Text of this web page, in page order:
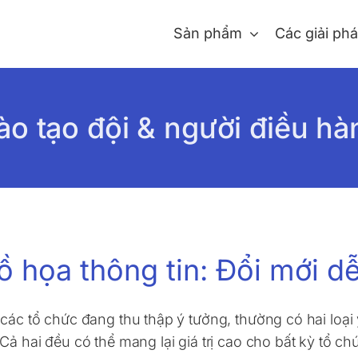
Sản phẩm Các giải
tạo đội & người điều
họa thông tin: Đổi mới
tổ chức đang thu thập ý tưởng, thường có hai
hai đều có thể mang lại giá trị cao cho bất kỳ tổ